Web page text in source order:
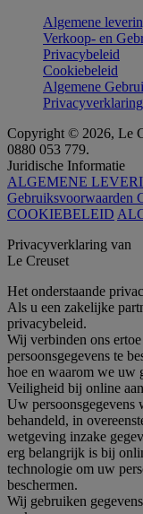
Algemene
Verkoop- en
Privacybeleid
Cookiebeleid
Algemene
Copyright © 2026, Le
0880 053 779.
Juridische Informatie
ALGEMENE
Gebruiksvoorwaarden
COOKIEBELEID
Privacyverklaring van
Le Creuset
Het onderstaande
Als u een zakelijke
privacybeleid.
Wij verbinden ons
persoonsgegevens te
hoe en waarom we uw
Veiligheid bij online
Uw
behandeld, in
wetgeving inzake
erg belangrijk is bij
technologie om uw
beschermen.
Wij gebruiken